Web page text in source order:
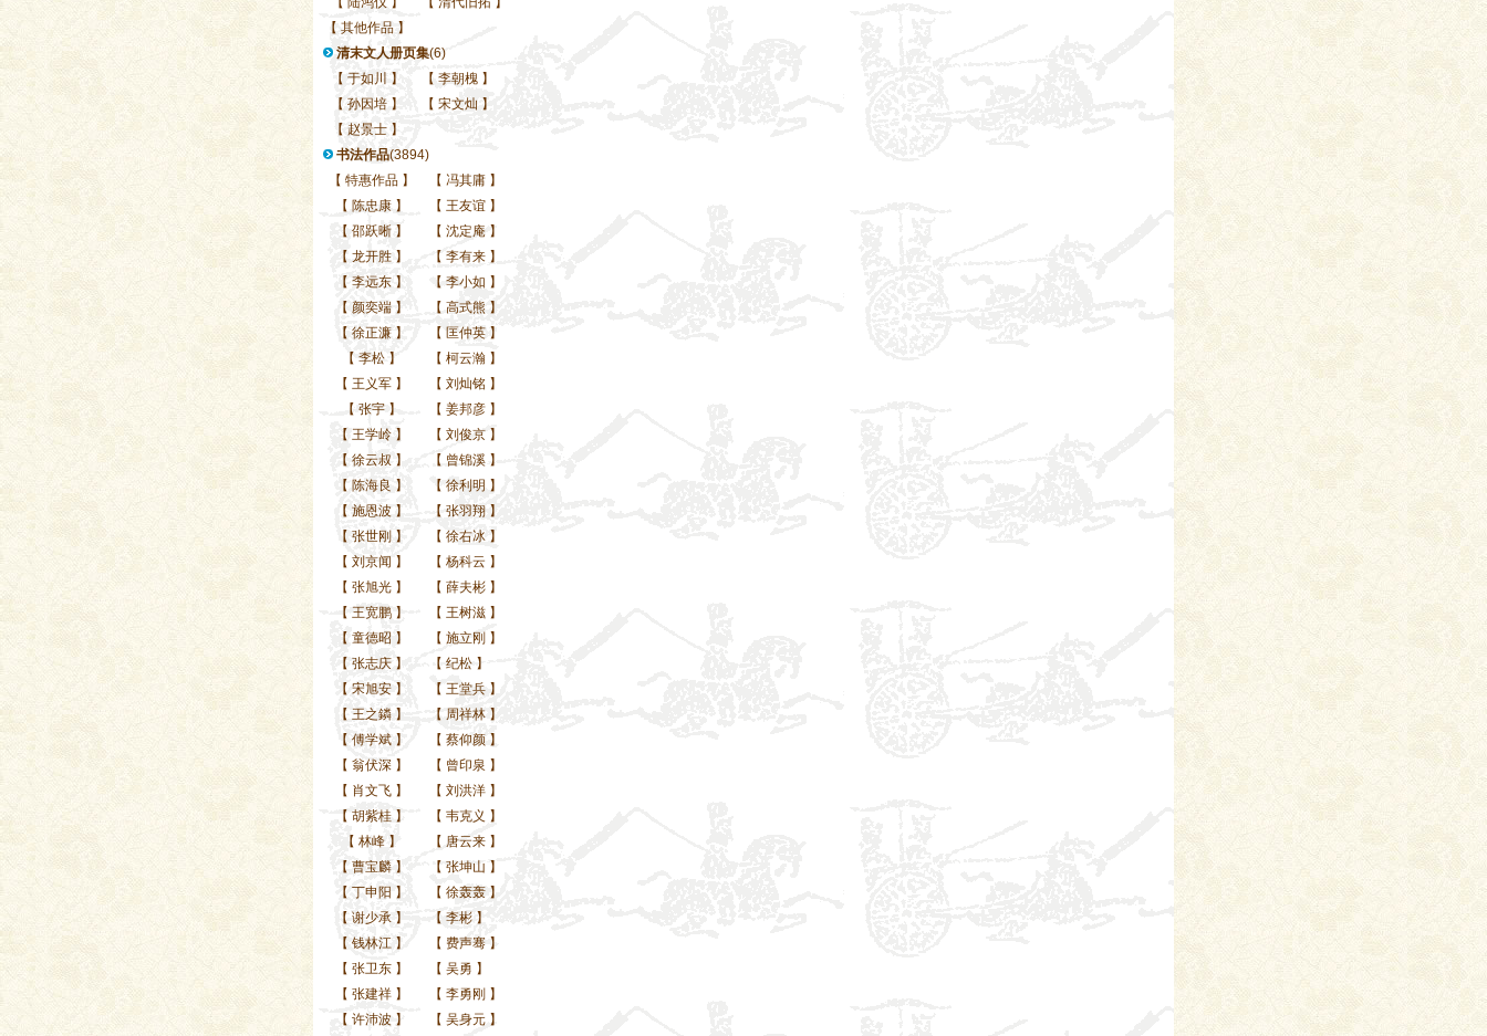
【 其他作品 】
清末文人册页集(6)
【 于如川 】 【 李朝槐 】
【 孙因培 】 【 宋文灿 】
【 赵景士 】
书法作品(3894)
【 特惠作品】 【 冯其庸 】
【 陈忠康】 【 王友谊 】
【 邵跃晰】 【 沈定庵 】
【 龙开胜】 【 李有来 】
【 李远东】 【 李小如 】
【 颜奕端】 【 高式熊 】
【 徐正濂】 【 匡仲英 】
【 李松】 【 柯云瀚 】
【 王义军】 【 刘灿铭 】
【 张宇】 【 姜邦彦 】
【 王学岭】 【 刘俊京 】
【 徐云叔 】 【 曾锦溪 】
【 陈海良 】 【 徐利明 】
【 施恩波】 【 张羽翔 】
【 张世刚 】 【 徐右冰 】
【 刘京闻 】 【 杨科云 】
【 张旭光】 【 薛夫彬 】
【 王宽鹏】 【 王树滋 】
【 童德昭 】 【 施立刚 】
【 张志庆】 【 纪松 】
【 宋旭安】 【 王堂兵 】
【 王之鏻】 【 周祥林 】
【 傅学斌】 【 蔡仰颜 】
【 翁伏深】 【 曾印泉 】
【 肖文飞】 【 刘洪洋 】
【 胡紫桂】 【 韦克义 】
【 林峰】 【 唐云来 】
【 曹宝麟】 【 张坤山 】
【 丁申阳 】 【 徐轰轰 】
【 谢少承】 【 李彬 】
【 钱林江】 【 费声骞 】
【 张卫东】 【 吴勇 】
【 张建祥】 【 李勇刚 】
【 许沛波】 【 吴身元 】